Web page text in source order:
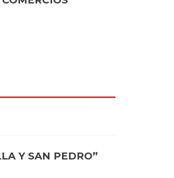
Y SAN PEDRO”